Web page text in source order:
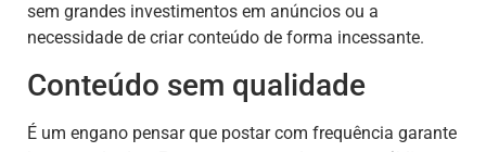
sem grandes investimentos em anúncios ou a
necessidade de criar conteúdo de forma incessante.
Conteúdo sem qualidade
É um engano pensar que postar com frequência garante